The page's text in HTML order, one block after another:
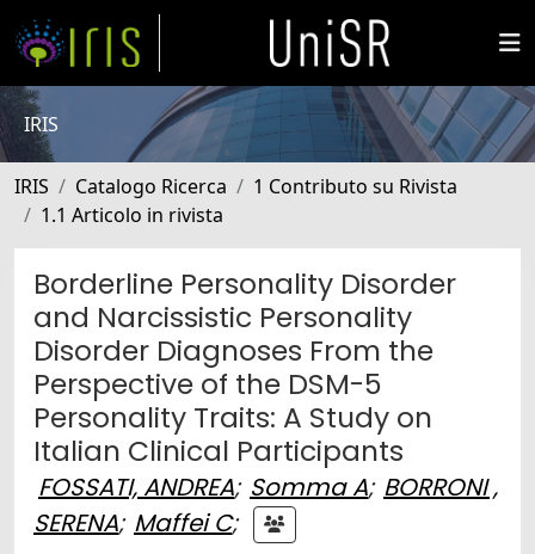
IRIS
IRIS Catalogo Ricerca
1 Contributo su Rivista
1.1 Articolo in rivista
Borderline Personality Disorder
and Narcissistic Personality
Disorder Diagnoses From the
Perspective of the DSM-5
Personality Traits: A Study on
Italian Clinical Participants
FOSSATI, ANDREA; Somma A; BORRONI ,
SERENA; Maffei C;